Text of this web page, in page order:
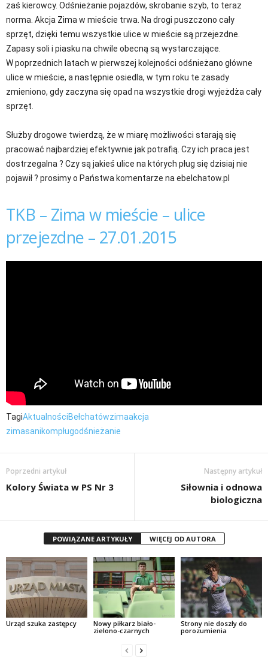
zaś kierowcy. Odśnieżanie pojazdów, skrobanie szyb, to teraz
norma. Akcja Zima w mieście trwa. Na drogi puszczono cały
sprzęt, dzięki temu wszystkie ulice w mieście są przejezdne.
Zapasy soli i piasku na chwile obecną są wystarczające.
W poprzednich latach w pierwszej kolejności odśnieżano główne
ulice w mieście, a następnie osiedla, w tym roku te zasady
zmieniono, gdy zaczyna się opad na wszystkie drogi wyjeżdża cały
sprzęt.
Służby drogowe twierdzą, że w miarę możliwości starają się
pracować najbardziej efektywnie jak potrafią. Czy ich praca jest
dostrzegalna ? Czy są jakieś ulice na których pług się dzisiaj nie
pojawił ? prosimy o Państwa komentarze na ebelchatow.pl
TKB – Zima w mieście – ulice
przejezdne – 27.01.2015
TagiAktualnościBełchatówzimaakcja
zimasanikompługodśnieżanie
Poprzedni artykuł
Kolory Świata w PS Nr 3
Następny artykuł
Siłownia i odnowa
biologiczna
POWIĄZANE ARTYKUŁY WIĘCEJ OD AUTORA
Urząd szuka zastępcy
Nowy piłkarz biało-
zielono-czarnych
Strony nie doszły do
porozumienia